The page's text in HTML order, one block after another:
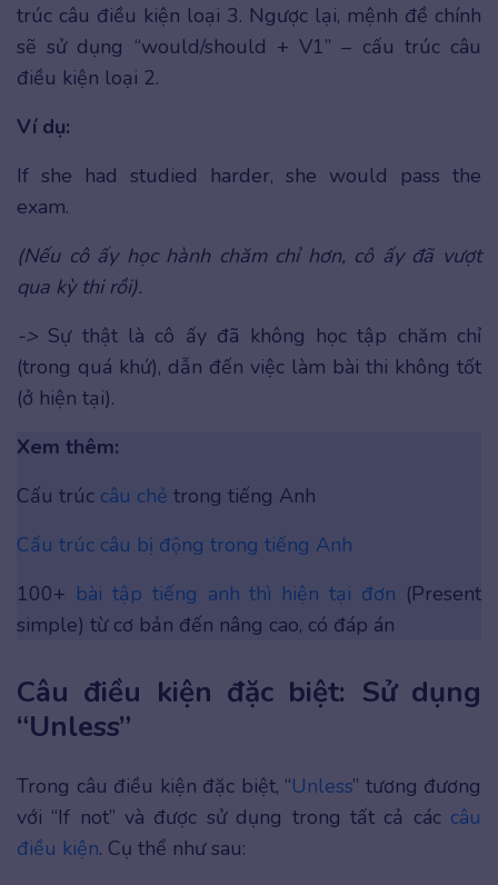
trúc câu điều kiện loại 3. Ngược lại, mệnh đề chính
sẽ sử dụng “would/should + V1” – cấu trúc câu
điều kiện loại 2.
Ví dụ:
If she had studied harder, she would pass the
exam.
(Nếu cô ấy học hành chăm chỉ hơn, cô ấy đã vượt
qua kỳ thi rồi).
-> Sự thật là cô ấy đã không học tập chăm chỉ
(trong quá khứ), dẫn đến việc làm bài thi không tốt
(ở hiện tại).
Xem thêm:
Cấu trúc câu chẻ trong tiếng Anh
Cấu trúc câu bị động trong tiếng Anh
100+ bài tập tiếng anh thì hiện tại đơn (Present
simple) từ cơ bản đến nâng cao, có đáp án
Câu điều kiện đặc biệt: Sử dụng
“Unless”
Trong câu điều kiện đặc biệt, “Unless” tương đương
với “If not” và được sử dụng trong tất cả các câu
điều kiện. Cụ thể như sau: